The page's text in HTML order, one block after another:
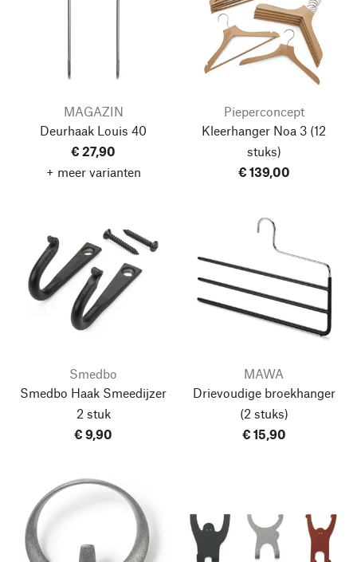
MAGAZIN
Deurhaak Louis 40
€ 27,90
+ meer varianten
Pieperconcept
Kleerhanger Noa 3 (12
stuks)
€ 139,00
Smedbo
Smedbo Haak Smeedijzer
2 stuk
€ 9,90
MAWA
Drievoudige broekhanger
(2 stuks)
€ 15,90